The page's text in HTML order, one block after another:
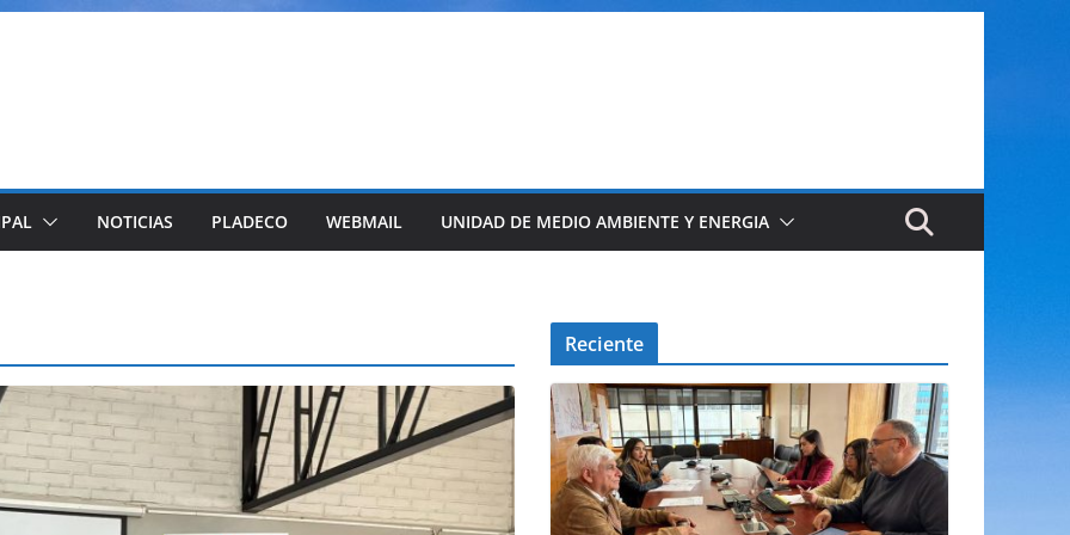
NOTICIAS PLADECO WEBMAIL UNIDAD DE MEDIO AMBIENTE Y ENERGIA
Reciente